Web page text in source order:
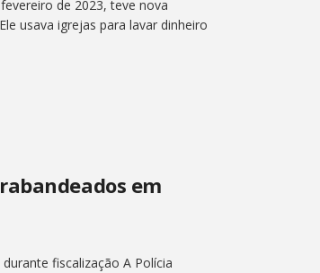
de 2023, teve nova
usava igrejas para lavar dinheiro
em
fiscalização A Polícia